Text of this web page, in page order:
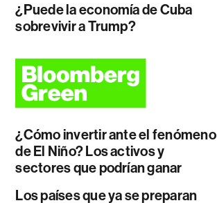
¿Puede la economía de Cuba
sobrevivir a Trump?
¿Cómo invertir ante el fenómeno
de El Niño? Los activos y
sectores que podrían ganar
Los países que ya se preparan